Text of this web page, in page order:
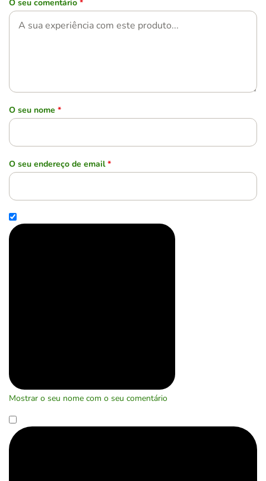
O seu comentário *
O seu nome *
O seu endereço de email *
Mostrar o seu nome com o seu comentário